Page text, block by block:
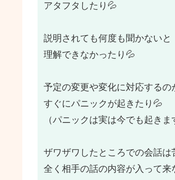
アタフタしたり💦
説明されても何度も聞かないと
理解できなかったり💦
予定の変更や変化に対応するの
すぐにパニックが起きたり💦
（パニックは実は今でも起きま
ザワザワしたところでの会話は
全く相手の話の内容が入って来